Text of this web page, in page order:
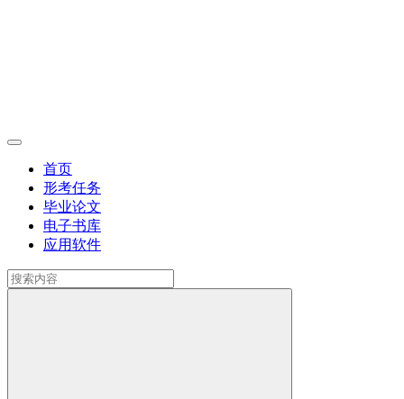
首页
形考任务
毕业论文
电子书库
应用软件